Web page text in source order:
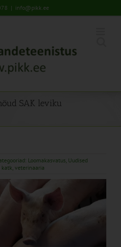
| info@pikk.ee
SAK leviku
Loomakasvatus, Uudised
katk, veterinaaria